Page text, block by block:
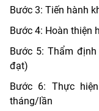
Bước 3: Tiến hành
Bước 4: Hoàn thiện
Bước 5: Thẩm
đạt)
Bước 6: Thực
tháng/lần